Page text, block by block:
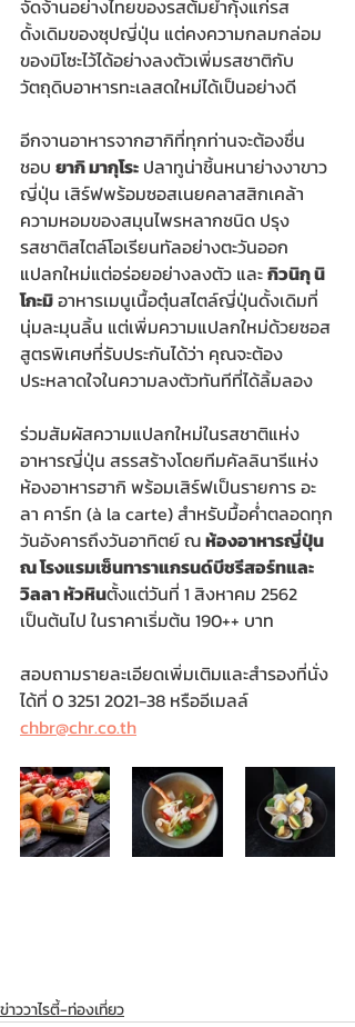
จัดจ้านอย่างไทยของรสต้มยำกุ้งแก่รส
ดั้งเดิมของซุปญี่ปุ่น แต่คงความกลมกล่อม
ของมิโซะไว้ได้อย่างลงตัวเพิ่มรสชาติกับ
วัตถุดิบอาหารทะเลสดใหม่ได้เป็นอย่างดี
อีกจานอาหารจากฮากิที่ทุกท่านจะต้องชื่น
ชอบ ยากิ มากุโระ ปลาทูน่าชิ้นหนาย่างงาขาว
ญี่ปุ่น เสิร์ฟพร้อมซอสเนยคลาสสิกเคล้า
ความหอมของสมุนไพรหลากชนิด ปรุง
รสชาติสไตล์โอเรียนทัลอย่างตะวันออก
แปลกใหม่แต่อร่อยอย่างลงตัว และ กิวนิกุ นิ
โกะมิ อาหารเมนูเนื้อตุ๋นสไตล์ญี่ปุ่นดั้งเดิมที่
นุ่มละมุนลิ้น แต่เพิ่มความแปลกใหม่ด้วยซอส
สูตรพิเศษที่รับประกันได้ว่า คุณจะต้อง
ประหลาดใจในความลงตัวทันทีที่ได้ลิ้มลอง
ร่วมสัมผัสความแปลกใหม่ในรสชาติแห่ง
อาหารญี่ปุ่น สรรสร้างโดยทีมคัลลินารีแห่ง
ห้องอาหารฮากิ พร้อมเสิร์ฟเป็นรายการ อะ
ลา คาร์ท (à la carte) สำหรับมื้อค่ำตลอดทุก
วันอังคารถึงวันอาทิตย์ ณ ห้องอาหารญี่ปุ่น
ณ โรงแรมเซ็นทาราแกรนด์บีชรีสอร์ทและ
วิลลา หัวหินตั้งแต่วันที่ 1 สิงหาคม 2562
เป็นต้นไป ในราคาเริ่มต้น 190++ บาท
สอบถามรายละเอียดเพิ่มเติมและสำรองที่นั่ง
ได้ที่ 0 3251 2021-38 หรืออีเมลล์
chbr@chr.co.th
ข่าววาไรตี้-ท่องเที่ยว